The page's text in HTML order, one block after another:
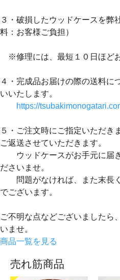
３・破損したウッドケースを弊
料：お客様ご負担）
※修理には、最短１０日ほど
４・完成品お届けの際の送料に
いいたします。
https://
５・ご注文時にご指定いただき
ご返送させていただきます。
ウッドケースがお手元に届き
ださいませ。
問題がなければ、また末長
でございます。
ご不明な点などございましたら
いませ。
商品一覧を見る
売れ筋商品